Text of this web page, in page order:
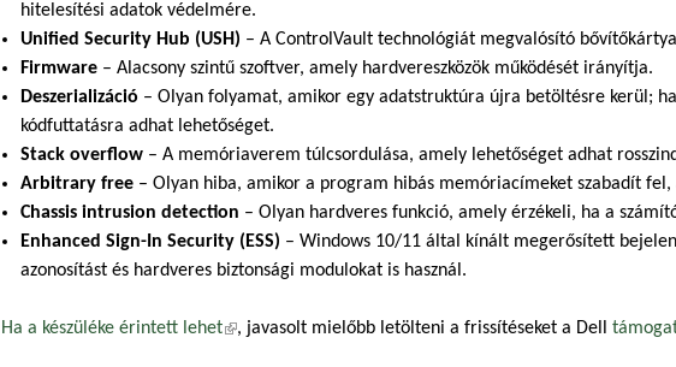
hitelesítési adatok védelmére.
Unified Security Hub (USH) – A ControlVault technológiát megvalósító
Firmware – Alacsony szintű szoftver, amely hardvereszközök működését irányítja.
Deszerializáció – Olyan folyamat, amikor egy adatstruktúra újra betöltésre kerül;
kódfuttatásra adhat lehetőséget.
Stack overflow – A memóriaverem túlcsordulása, amely lehetőséget adhat
Arbitrary free – Olyan hiba, amikor a program hibás memóriacímeket szabadít fel,
Chassis intrusion detection – Olyan hardveres funkció, amely érzékeli, ha a
Enhanced Sign-In Security (ESS) – Windows 10/11 által kínált megerősített
azonosítást és hardveres biztonsági modulokat is használ.
Ha a készüléke érintett lehet(külső hivatkozás)
, javasolt mielőbb letölteni a frissítéseket a Dell